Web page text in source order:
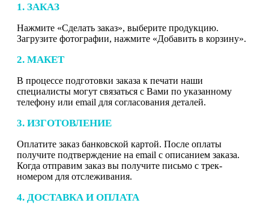
1. ЗАКАЗ
Нажмите «Сделать заказ», выберите продукцию.
Загрузите фотографии, нажмите «Добавить в корзину».
2. МАКЕТ
В процессе подготовки заказа к печати наши
специалисты могут связаться с Вами по указанному
телефону или email для согласования деталей.
3. ИЗГОТОВЛЕНИЕ
Оплатите заказ банковской картой. После оплаты
получите подтверждение на email с описанием заказа.
Когда отправим заказ вы получите письмо с трек-
номером для отслеживания.
4. ДОСТАВКА И ОПЛАТА